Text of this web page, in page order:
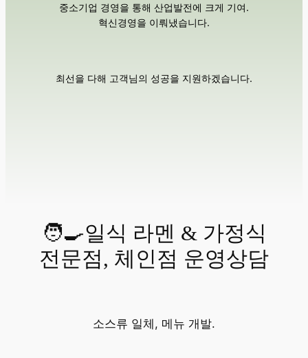
중소기업 경영을 통해 산업발전에 크게 기여.
혁신경영을 이뤄냈습니다.
최선을 다해 고객님의 성공을 지원하겠습니다.
🧑‍🍳일식 라멘 & 가정식
전문점, 체인점 운영상담
소스류 일체, 메뉴 개발.